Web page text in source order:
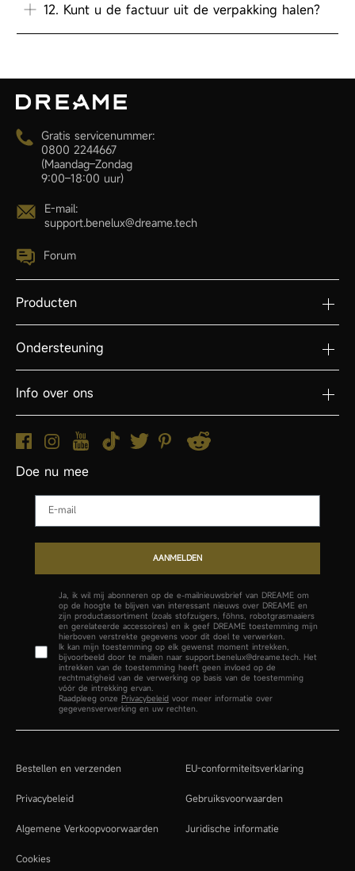
12. Kunt u de factuur uit de verpakking halen?
Gratis servicenummer:
0800 2244667
(Maandag–Zondag
9:00–18:00 uur)
E-mail:
support.benelux@dreame.tech
Forum
Producten
Ondersteuning
Info over ons
Doe nu mee
AANMELDEN
Ja, ik wil mij abonneren op de e-mailnieuwsbrief van DREAME om
op de hoogte te blijven van interessant nieuws over DREAME en
zijn productassortiment (zoals stofzuigers, föhns, robotgrasmaaiers
en gerelateerde accessoires) en ik geef DREAME toestemming mijn
hierboven verstrekte gegevens voor dit doel te verwerken.
Ik kan mijn toestemming op elk gewenst moment intrekken,
bijvoorbeeld door te mailen naar support.benelux@dreame.tech. Het
intrekken van de toestemming heeft geen invloed op de
rechtmatigheid van de verwerking op basis van de toestemming
vóór de intrekking ervan.
Raadpleeg onze Privacybeleid voor meer informatie over
gegevensverwerking en uw rechten.
Bestellen en verzenden EU-conformiteitsverklaring
Privacybeleid Gebruiksvoorwaarden
Algemene Verkoopvoorwaarden Juridische informatie
Cookies